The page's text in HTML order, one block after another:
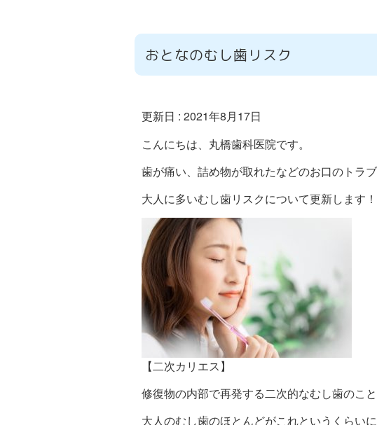
おとなのむし歯リスク
更新日 : 2021年8月17日
こんにちは、丸橋歯科医院です。
歯が痛い、詰め物が取れたなどのお口のトラ
大人に多いむし歯リスクについて更新します！
【二次カリエス】
修復物の内部で再発する二次的なむし歯のこと
大人のむし歯のほとんどがこれというくらいに